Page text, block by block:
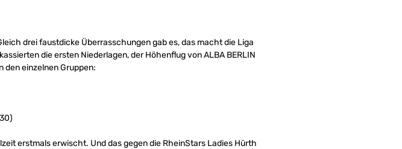
drei faustdicke Überrasschungen gab es, das macht die Liga
die ersten Niederlagen, der Höhenflug von ALBA BERLIN
den einzelnen Gruppen:
erstmals erwischt. Und das gegen die RheinStars Ladies Hürth